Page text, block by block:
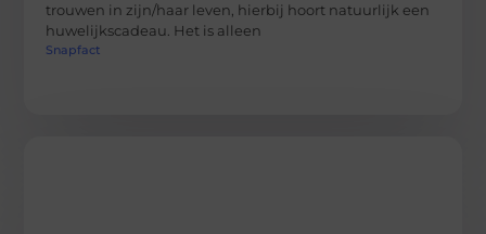
trouwen in zijn/haar leven, hierbij hoort natuurlijk een
huwelijkscadeau. Het is alleen
Snapfact